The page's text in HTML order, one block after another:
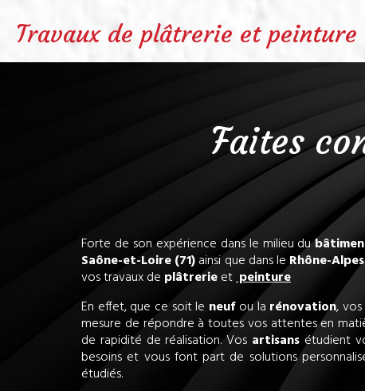
Travaux de plâtrerie et
Faites
Forte de son expérience dans le milieu du
Saône-et-Loire (71)ainsi que dans leRhône-
vos travaux de plâtrerieetpeinture
En effet, que ce soit le neufou la rénovation, vos
mesure de répondre à toutes vos attentes en
de rapidité de réalisation. Vos artisans étudient
besoins et vous font part de solutions
étudiés.